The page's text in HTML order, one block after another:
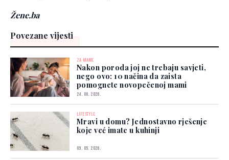
Žene.ba
Povezane vijesti
ZA MAME
Nakon poroda joj ne trebaju savjeti,
nego ovo: 10 načina da zaista
pomognete novopečenoj mami
24. 06. 2026.
LIFESTYLE
Mravi u domu? Jednostavno rješenje
koje već imate u kuhinji
09. 05. 2026.